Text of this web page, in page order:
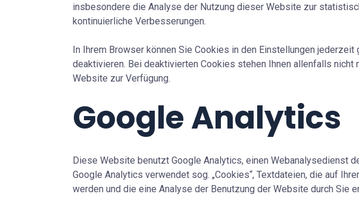
insbesondere die Analyse der Nutzung dieser Website zur
kontinuierliche Verbesserungen.
In Ihrem Browser können Sie Cookies in den Einstellungen
deaktivieren. Bei deaktivierten Cookies stehen Ihnen allenfalls nicht
Website zur Verfügung.
Google Analytics
Diese Website benutzt Google Analytics, einen Webanalysedienst
Google Analytics verwendet sog. „Cookies“, Textdateien, die auf
werden und die eine Analyse der Benutzung der Website durch Sie